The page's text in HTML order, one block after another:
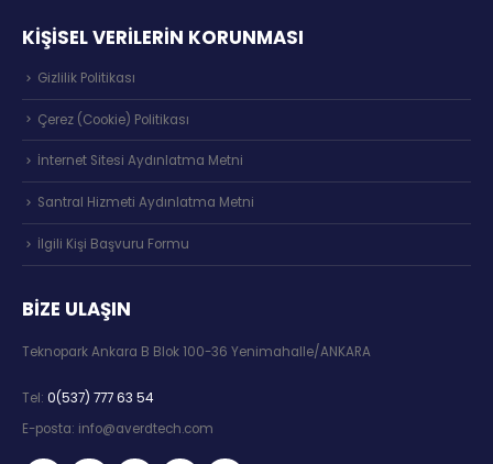
KİŞİSEL VERİLERİN KORUNMASI
Gizlilik Politikası
Çerez (Cookie) Politikası
İnternet Sitesi Aydınlatma Metni
Santral Hizmeti Aydınlatma Metni
İlgili Kişi Başvuru Formu
BIZE ULAŞIN
Teknopark Ankara B Blok 100-36 Yenimahalle/ANKARA
Tel: 0(537) 777 63 54
E-posta: info@averdtech.com